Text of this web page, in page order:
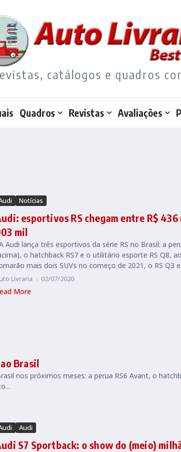
catálogos e quadros
Quadros Revistas Avaliações
Notícias
esportivos RS chegam entre R$ 436
mil
Audi lança três esportivos da série RS no Brasil: a
o hatchback RS7 e o utilitário esporte RS Q8,
mais dois SUVs no começo de 2021, o RS Q3 e
Livraria 02/07/2020
More
Brasil
nos próximos meses: a perua RS6 Avant, o
Audi
S7 Sportback: o show do (meio)